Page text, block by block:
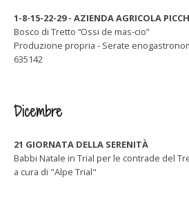
1-8-15-22-29 - AZIENDA AGRICOLA
Bosco di Tretto “Ossi de mas-cio”
Produzione propria - Serate
635142
Dicembre
21 GIORNATA DELLA SERENITÀ
Babbi Natale in Trial per le contrade del
a cura di "Alpe Trial"